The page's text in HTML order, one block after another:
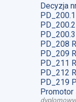
Decyzja
PD_208
PD_209
PD_211
PD_212
PD_219
Promotor